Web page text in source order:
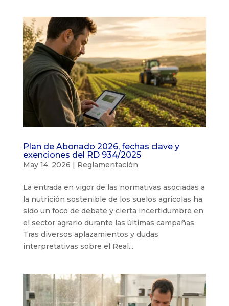
Plan de Abonado 2026, fechas clave y
exenciones del RD 934/2025
May 14, 2026 | Reglamentación
La entrada en vigor de las normativas asociadas a
la nutrición sostenible de los suelos agrícolas ha
sido un foco de debate y cierta incertidumbre en
el sector agrario durante las últimas campañas.
Tras diversos aplazamientos y dudas
interpretativas sobre el Real...